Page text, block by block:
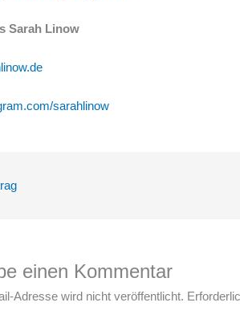
Sarah Linow
sarahlinow
einen Kommentar
Adresse wird nicht veröffentlicht.